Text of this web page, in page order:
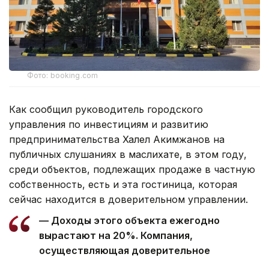
Фото: booking.com
Как сообщил руководитель городского
управления по инвестициям и развитию
предпринимательства Халел Акимжанов на
публичных слушаниях в маслихате, в этом году,
среди объектов, подлежащих продаже в частную
собственность, есть и эта гостиница, которая
сейчас находится в доверительном управлении.
— Доходы этого объекта ежегодно
вырастают на 20%. Компания,
осуществляющая доверительное